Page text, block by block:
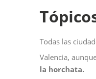
Todas las
Valencia,
la horchata.